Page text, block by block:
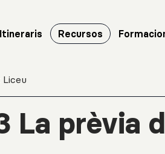
Itineraris Recursos
La prèvia